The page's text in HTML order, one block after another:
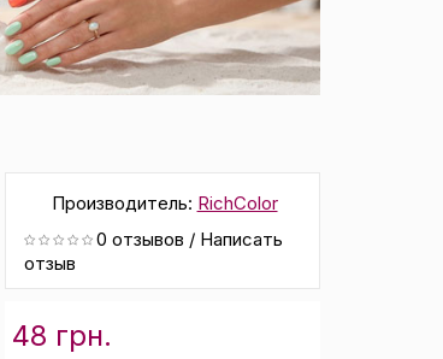
Производитель: RichColor
0 отзывов / Написать
отзыв
48 грн.